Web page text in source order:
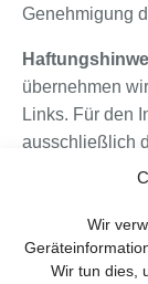
Wir
Wir tun dies,
Genehmigung
übernehmen
Links. Für den
ausschließlich